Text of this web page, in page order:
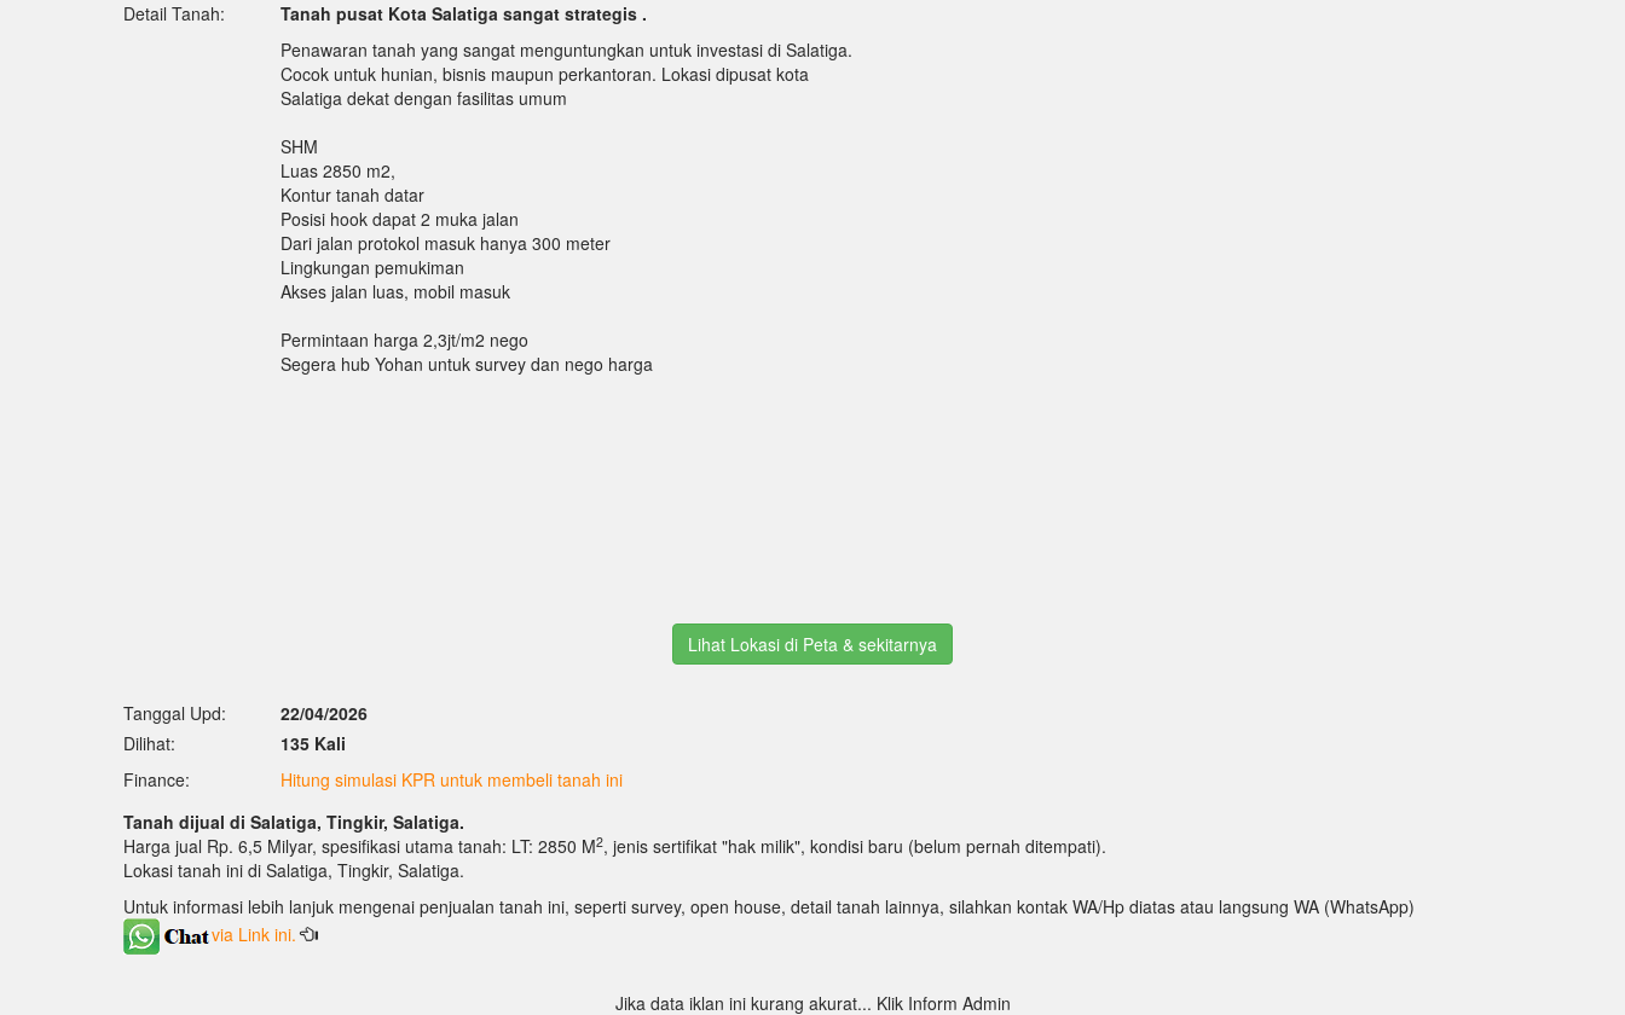
Detail Tanah:
Tanah pusat Kota Salatiga sangat strategis .
Penawaran tanah yang sangat menguntungkan untuk investasi di Salatiga.
Cocok untuk hunian, bisnis maupun perkantoran. Lokasi dipusat kota
Salatiga dekat dengan fasilitas umum
SHM
Luas 2850 m2,
Kontur tanah datar
Posisi hook dapat 2 muka jalan
Dari jalan protokol masuk hanya 300 meter
Lingkungan pemukiman
Akses jalan luas, mobil masuk
Permintaan harga 2,3jt/m2 nego
Segera hub Yohan untuk survey dan nego harga
Lihat Lokasi di Peta & sekitarnya
Tanggal Upd:
22/04/2026
Dilihat:
135 Kali
Finance:
Hitung simulasi KPR untuk membeli tanah ini
Tanah dijual di Salatiga, Tingkir, Salatiga.
Harga jual Rp. 6,5 Milyar, spesifikasi utama tanah: LT: 2850 M2, jenis sertifikat "hak milik", kondisi baru (belum pernah ditempati).
Lokasi tanah ini di Salatiga, Tingkir, Salatiga.
Untuk informasi lebih lanjuk mengenai penjualan tanah ini, seperti survey, open house, detail tanah lainnya, silahkan kontak WA/Hp diatas atau langsung WA (WhatsApp)
via Link ini.
Jika data iklan ini kurang akurat... Klik Inform Admin